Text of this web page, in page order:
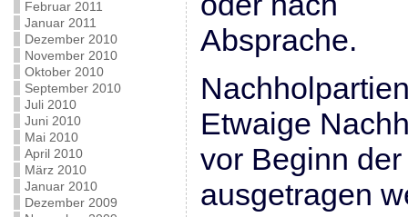
Februar 2011
Januar 2011
Dezember 2010
November 2010
Oktober 2010
September 2010
Juli 2010
Juni 2010
Mai 2010
April 2010
März 2010
Januar 2010
Dezember 2009
Absprache.
Etwaige
vor Beginn
ausgetragen